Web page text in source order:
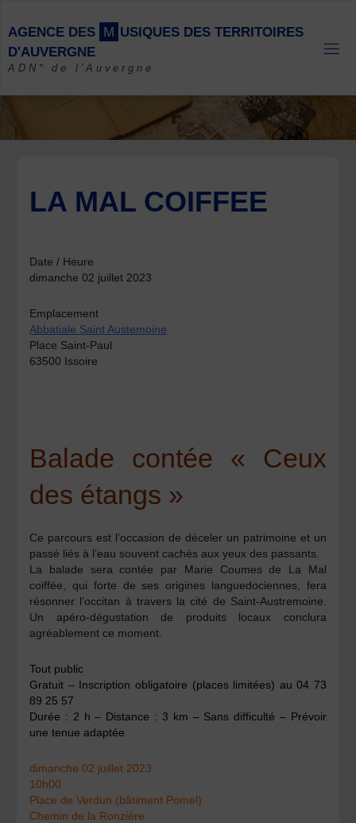
content
AGENCE DES M USIQUES DES TERRITOIRES
D'AUVERGNE
ADN* de l'Auvergne
LA MAL COIFFEE
Date / Heure
dimanche 02 juillet 2023
Emplacement
Abbatiale Saint Austemoine
Place Saint-Paul
63500 Issoire
Balade contée « Ceux
des étangs »
Ce parcours est l’occasion de déceler un patrimoine et un
passé liés à l’eau souvent cachés aux yeux des passants.
La balade sera contée par Marie Coumes de La Mal
coiffée, qui forte de ses origines languedociennes, fera
résonner l’occitan à travers la cité de Saint-Austremoine.
Un apéro-dégustation de produits locaux conclura
agréablement ce moment.
Tout public
Gratuit – Inscription obligatoire (places limitées) au 04 73
89 25 57
Durée : 2 h – Distance : 3 km – Sans difficulté – Prévoir
une tenue adaptée
dimanche 02 juillet 2023
10h00
Place de Verdun (bâtiment Pomel)
Chemin de la Ronzière